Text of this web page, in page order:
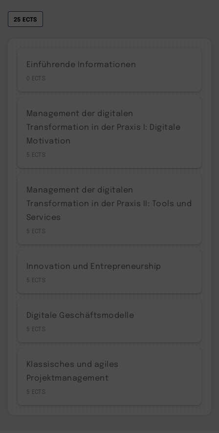
25 ECTS
Einführende Informationen
0
Management der digitalen
Transformation in der Praxis I: Digitale
Motivation
5
Management der digitalen
Transformation in der Praxis II: Tools und
Services
5
Innovation und Entrepreneurship
5
Digitale Geschäftsmodelle
5
Klassisches und agiles
Projektmanagement
5